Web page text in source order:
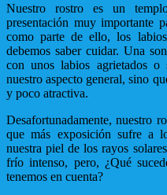
Nuestro rostro es un
presentación muy importante
como parte de ello, los
debemos saber cuidar. Una
con unos labios agrietados
nuestro aspecto general, sino
y poco atractiva.
Desafortunadamente, nuestro
que más exposición sufre a
nuestra piel de los rayos
frío intenso, pero, ¿Qué
tenemos en cuenta?